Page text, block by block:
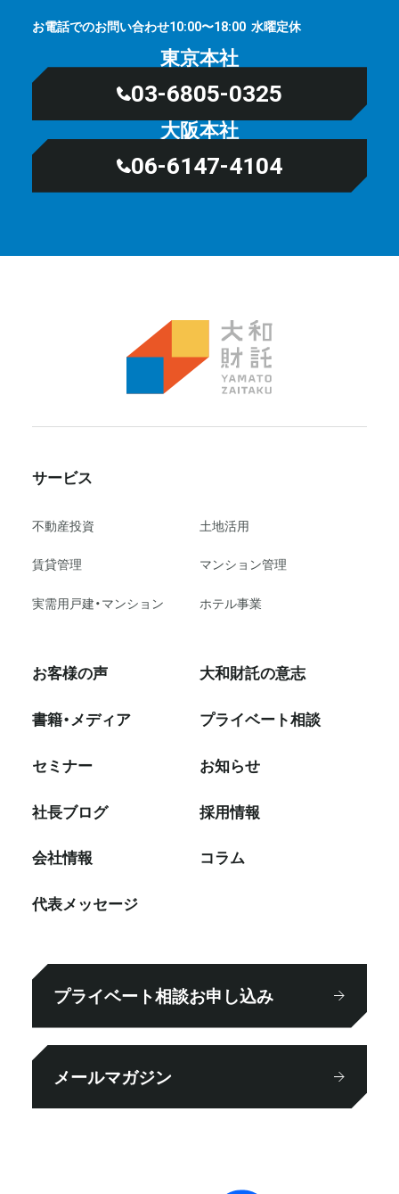
お電話でのお問い合わせ10:00〜18:00 ⽔曜定休
東京本社
03-6805-0325
大阪本社
06-6147-4104
サービス
不動産投資
⼟地活⽤
賃貸管理
マンション管理
実需用戸建・マンション
ホテル事業
お客様の声
書籍・メディア
セミナー
社⻑ブログ
会社情報
代表メッセージ
大和財託の意志
プライベート相談
お知らせ
採⽤情報
コラム
プライベート相談お申し込み
メールマガジン